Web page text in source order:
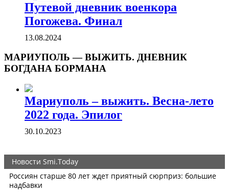
Путевой дневник военкора
Погожева. Финал
13.08.2024
МАРИУПОЛЬ — ВЫЖИТЬ. ДНЕВНИК
БОГДАНА БОРМАНА
Мариуполь – выжить. Весна-лето
2022 года. Эпилог
30.10.2023